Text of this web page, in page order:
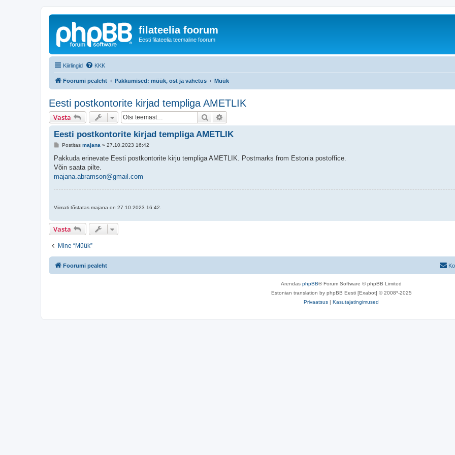
filateelia foorum
Eesti filateelia teemaline foorum
Kiirlingid KKK
Foorumi pealeht Pakkumised: müük, ost ja vahetus Müük
Eesti postkontorite kirjad templiga AMETLIK
Vasta Otsi
Eesti postkontorite kirjad templiga AMETLIK
P
s
i
t
u
Postitas majana » 27.10.2023 16:42
Pakkuda erinevate Eesti postkontorite kirju templiga AMETLIK. Postmarks from Estonia postoffice.
Võin saata pilte.
majana.abramson@gmail.com
Viimati tõstatas majana on 27.10.2023 16:42.
Vasta
Mine “Müük”
Foorumi pealeht
Arendas phpBB® Forum Software © phpBB Limited
Estonian translation by phpBB Eesti [Exabot] © 2008*-2025
Privaatsus | Kasutajatingimused